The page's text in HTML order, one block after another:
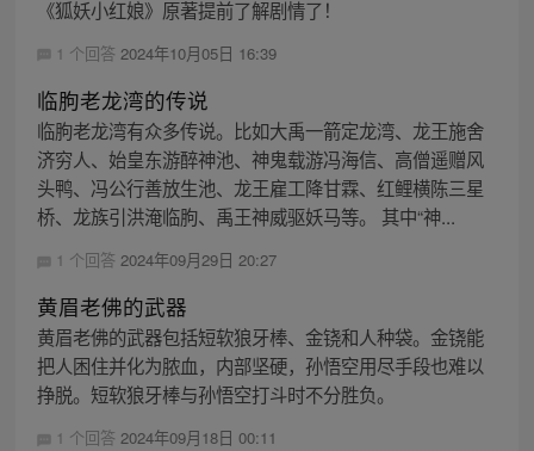
《狐妖小红娘》原著提前了解剧情了！
1 个回答 2024年10月05日 16:39
临朐老龙湾的传说
临朐老龙湾有众多传说。比如大禹一箭定龙湾、龙王施舍
济穷人、始皇东游醉神池、神鬼载游冯海信、高僧遥赠风
头鸭、冯公行善放生池、龙王雇工降甘霖、红鲤横陈三星
桥、龙族引洪淹临朐、禹王神威驱妖马等。 其中“神...
1 个回答 2024年09月29日 20:27
黄眉老佛的武器
黄眉老佛的武器包括短软狼牙棒、金铙和人种袋。金铙能
把人困住并化为脓血，内部坚硬，孙悟空用尽手段也难以
挣脱。短软狼牙棒与孙悟空打斗时不分胜负。
1 个回答 2024年09月18日 00:11